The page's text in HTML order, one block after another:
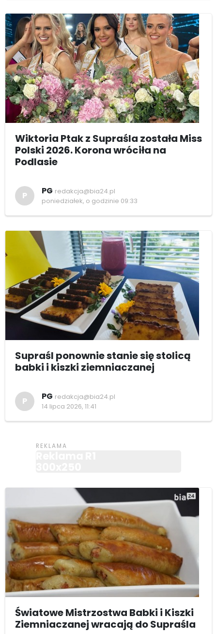
Wiktoria Ptak z Supraśla została Miss
Polski 2026. Korona wróciła na
Podlasie
P PG redakcja@bia24.pl
poniedziałek, o godzinie 09:33
Supraśl ponownie stanie się stolicą
babki i kiszki ziemniaczanej
P PG redakcja@bia24.pl
14 lipca 2026, 11:41
Światowe Mistrzostwa Babki i Kiszki
Ziemniaczanej wracają do Supraśla